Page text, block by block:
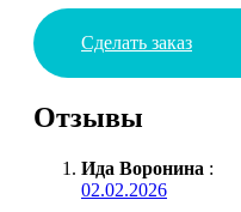
Сделать заказ
Отзывы
Ида Воронина :
02.02.2026